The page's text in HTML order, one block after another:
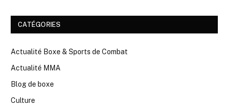
CATÉGORIES
Actualité Boxe & Sports de Combat
Actualité MMA
Blog de boxe
Culture